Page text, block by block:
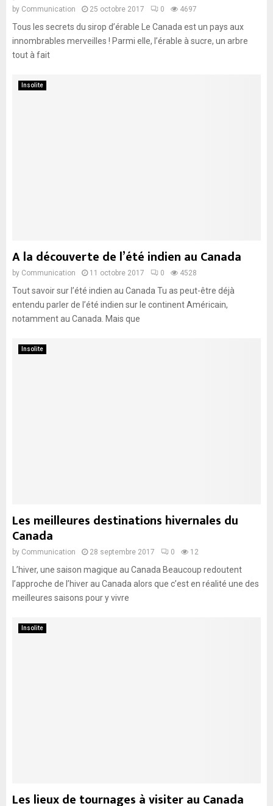
by Communication 25 octobre 2017 0 4697
Tous les secrets du sirop d’érable Le Canada est un pays aux
innombrables merveilles ! Parmi elle, l’érable à sucre, un arbre
tout à fait
Insolite
A la découverte de l’été indien au Canada
by Communication 11 octobre 2017 0 4528
Tout savoir sur l’été indien au Canada Tu as peut-être déjà
entendu parler de l’été indien sur le continent Américain,
notamment au Canada. Mais que
Insolite
Les meilleures destinations hivernales du
Canada
by Communication 28 septembre 2017 0 12
L’hiver, une saison magique au Canada Beaucoup redoutent
l’approche de l’hiver au Canada alors que c’est en réalité une des
meilleures saisons pour y vivre
Insolite
Les lieux de tournages à visiter au Canada